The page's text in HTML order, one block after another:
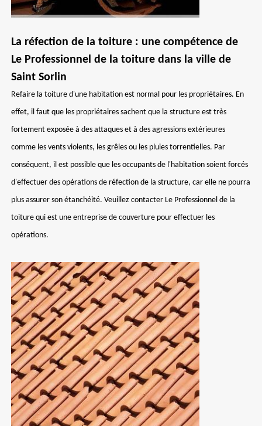
La réfection de la toiture : une compétence de
Le Professionnel de la toiture dans la ville de
Saint Sorlin
Refaire la toiture d'une habitation est normal pour les propriétaires. En
effet, il faut que les propriétaires sachent que la structure est très
fortement exposée à des attaques et à des agressions extérieures
comme les vents violents, les grêles ou les pluies torrentielles. Par
conséquent, il est possible que les occupants de l'habitation soient forcés
d'effectuer des opérations de réfection de la structure, car elle ne pourra
plus assurer son étanchéité. Veuillez contacter Le Professionnel de la
toiture qui est une entreprise de couverture pour effectuer les
opérations.